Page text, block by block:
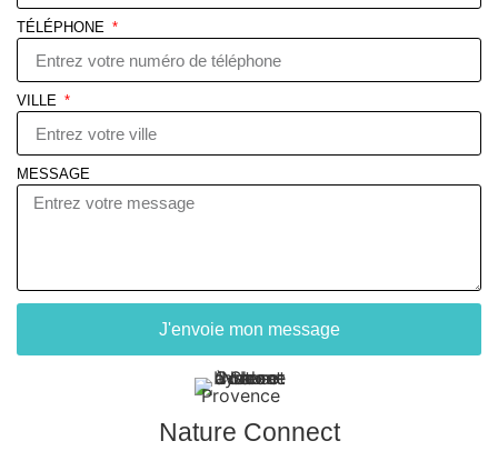
TÉLÉPHONE
VILLE
MESSAGE
J'envoie mon message
Nature Connect